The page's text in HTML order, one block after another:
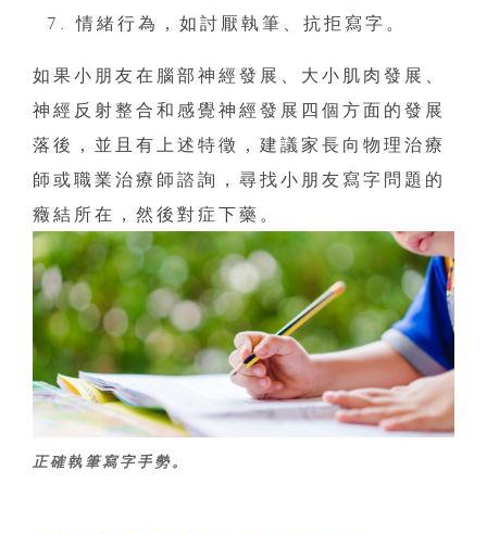
情緒行為，如討厭執筆、抗拒寫字。
如果小朋友在腦部神經發展、大小肌肉發展、
神經反射整合和感覺神經發展四個方面的發展
落後，並且有上述特徵，建議家長向物理治療
師或職業治療師諮詢，尋找小朋友寫字問題的
癥結所在，然後對症下藥。
正確執筆寫字手勢。